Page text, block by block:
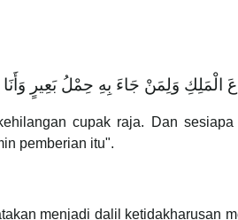
cupak raja. Dan
pemberian itu".
menjadi dalil ketidakharusan